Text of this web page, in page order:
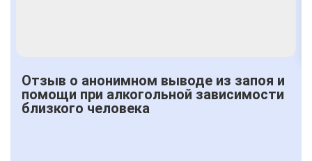
Отзыв о анонимном выводе из запоя и
помощи при алкогольной зависимости
близкого человека